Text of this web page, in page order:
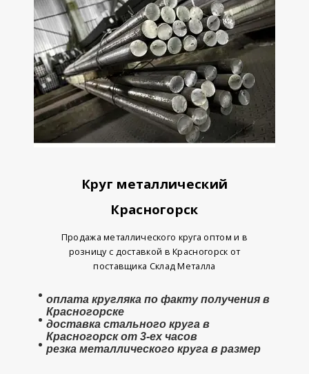
Круг металлический
Красногорск
Продажа металлического круга оптом и в
розницу с доставкой в Красногорск от
поставщика Склад Металла
оплата кругляка по факту получения в
Красногорске
доставка стального круга в
Красногорск от 3-ех часов
резка металлического круга в размер